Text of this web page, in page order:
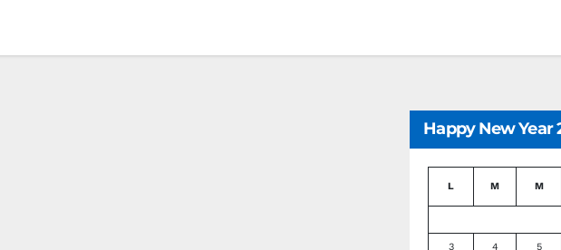
Happy New Year
L M M
3 4 5